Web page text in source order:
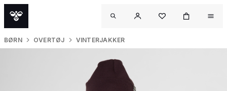
BØRN OVERTØJ VINTERJAKKER